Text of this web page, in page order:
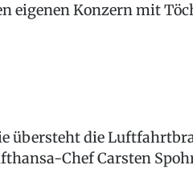
eigenen Konzern mit
übersteht die
Chef Carsten